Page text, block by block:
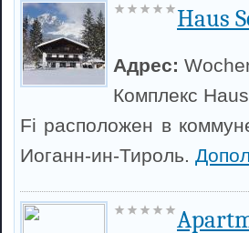
Haus
Адрес:
Комплекс
Fi расположен в
Иоганн-ин-Тироль.